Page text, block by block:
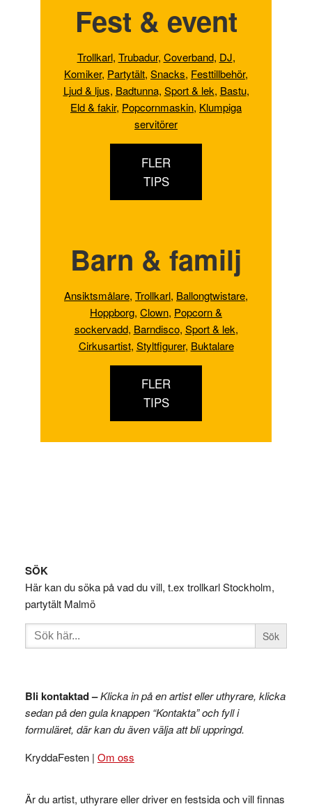
Fest & event
Trollkarl, Trubadur, Coverband, DJ,
Komiker, Partytält, Snacks, Festtillbehör,
Ljud & ljus, Badtunna, Sport & lek, Bastu,
Eld & fakir, Popcornmaskin, Klumpiga
servitörer
FLER
TIPS
Barn & familj
Ansiktsmålare, Trollkarl, Ballongtwistare,
Hoppborg, Clown, Popcorn &
sockervadd, Barndisco, Sport & lek,
Cirkusartist, Styltfigurer, Buktalare
FLER
TIPS
Footer
SÖK
Här kan du söka på vad du vill, t.ex trollkarl Stockholm,
partytält Malmö
Sök
efter:
Bli kontaktad –Klicka in på en artist eller uthyrare, klicka
sedan på den gula knappen “Kontakta” och fyll i
formuläret, där kan du även välja att bli uppringd.
KryddaFesten | Om oss
Är du artist, uthyrare eller driver en festsida och vill finnas